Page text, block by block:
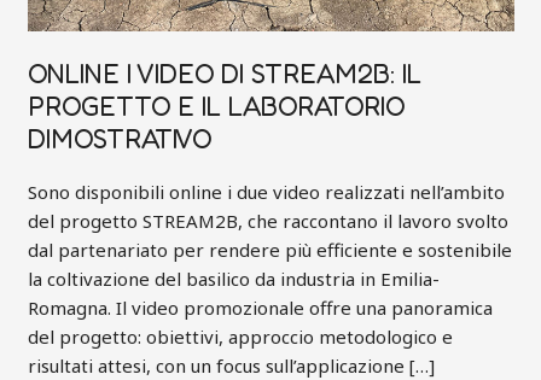
ONLINE I VIDEO DI STREAM2B: IL
PROGETTO E IL LABORATORIO
DIMOSTRATIVO
Sono disponibili online i due video realizzati nell’ambito
del progetto STREAM2B, che raccontano il lavoro svolto
dal partenariato per rendere più efficiente e sostenibile
la coltivazione del basilico da industria in Emilia-
Romagna. Il video promozionale offre una panoramica
del progetto: obiettivi, approccio metodologico e
risultati attesi, con un focus sull’applicazione […]